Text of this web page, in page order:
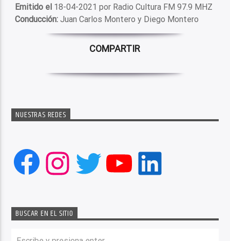
Emitido el 18-04-2021 por Radio Cultura FM 97.9 MHZ
Conducción: Juan Carlos Montero y Diego Montero
COMPARTIR
NUESTRAS REDES
Facebook
Instagram
Twitter
YouTube
LinkedIn
BUSCAR EN EL SITIO